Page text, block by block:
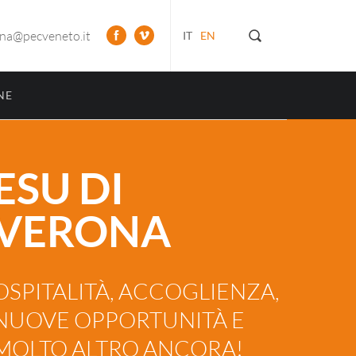
IT EN
DI
ACCOGLIENZA,
OPPORTUNITÀ E
ALTRO ANCORA!